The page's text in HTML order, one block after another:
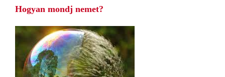
Hogyan mondj nemet?